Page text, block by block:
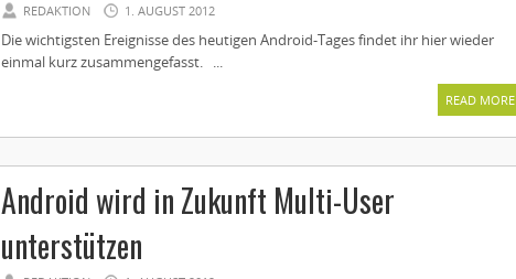
REDAKTION 1. AUGUST 2012
Die wichtigsten Ereignisse des heutigen Android-Tages findet ihr hier wieder
einmal kurz zusammengefasst. ...
READ MORE
Android wird in Zukunft Multi-User
unterstützen